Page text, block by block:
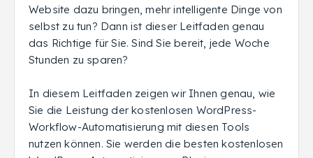
Website dazu bringen, mehr intelligente Dinge von
selbst zu tun? Dann ist dieser Leitfaden genau
das Richtige für Sie. Sind Sie bereit, jede Woche
Stunden zu sparen?
In diesem Leitfaden zeigen wir Ihnen genau, wie
Sie die Leistung der kostenlosen WordPress-
Workflow-Automatisierung mit diesen Tools
nutzen können. Sie werden die besten kostenlosen